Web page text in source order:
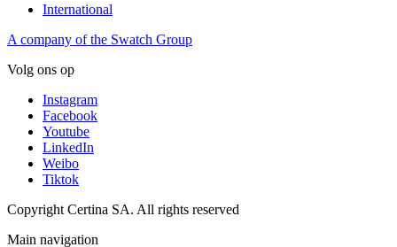
International
A company of the Swatch Group
Volg ons op
Instagram
Facebook
Youtube
LinkedIn
Weibo
Tiktok
Copyright Certina SA. All rights reserved
Main navigation